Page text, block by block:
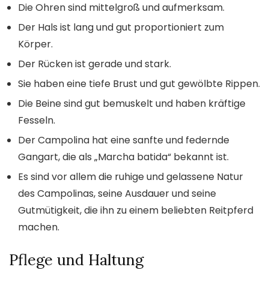
Die Ohren sind mittelgroß und aufmerksam.
Der Hals ist lang und gut proportioniert zum
Körper.
Der Rücken ist gerade und stark.
Sie haben eine tiefe Brust und gut gewölbte Rippen.
Die Beine sind gut bemuskelt und haben kräftige
Fesseln.
Der Campolina hat eine sanfte und federnde
Gangart, die als „Marcha batida“ bekannt ist.
Es sind vor allem die ruhige und gelassene Natur
des Campolinas, seine Ausdauer und seine
Gutmütigkeit, die ihn zu einem beliebten Reitpferd
machen.
Pflege und Haltung